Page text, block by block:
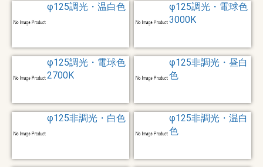
φ125調光・温白色
φ125調光・電球色
3000K
φ125調光・電球色
2700K
φ125非調光・昼白
色
φ125非調光・白色
φ125非調光・温白
色